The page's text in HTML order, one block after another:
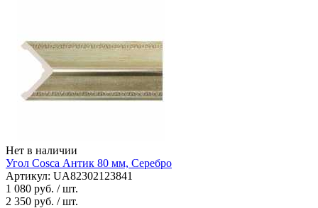
Нет в наличии
Угол Cosca Антик 80 мм, Серебро
Артикул: UA82302123841
1 080 руб. / шт.
2 350 руб. / шт.